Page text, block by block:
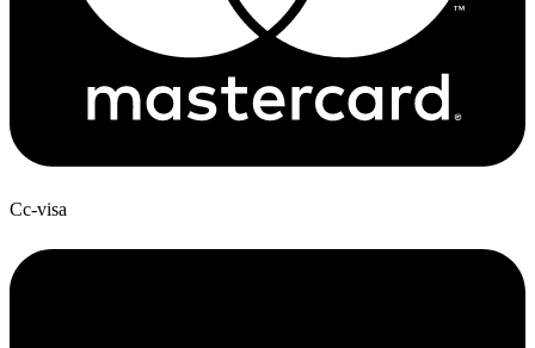
Cc-visa